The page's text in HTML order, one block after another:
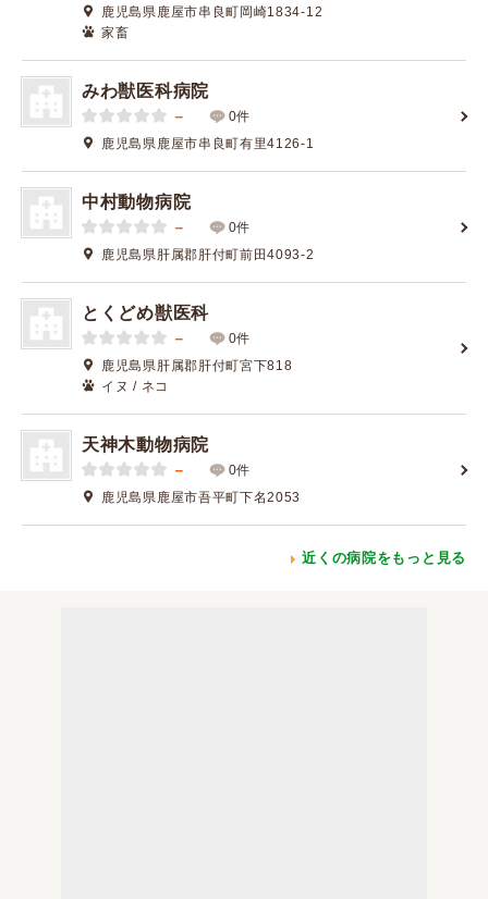
鹿児島県鹿屋市串良町岡崎1834-12
家畜
みわ獣医科病院
－
0件
鹿児島県鹿屋市串良町有里4126-1
中村動物病院
－
0件
鹿児島県肝属郡肝付町前田4093-2
とくどめ獣医科
－
0件
鹿児島県肝属郡肝付町宮下818
イヌ / ネコ
天神木動物病院
－
0件
鹿児島県鹿屋市吾平町下名2053
近くの病院をもっと見る